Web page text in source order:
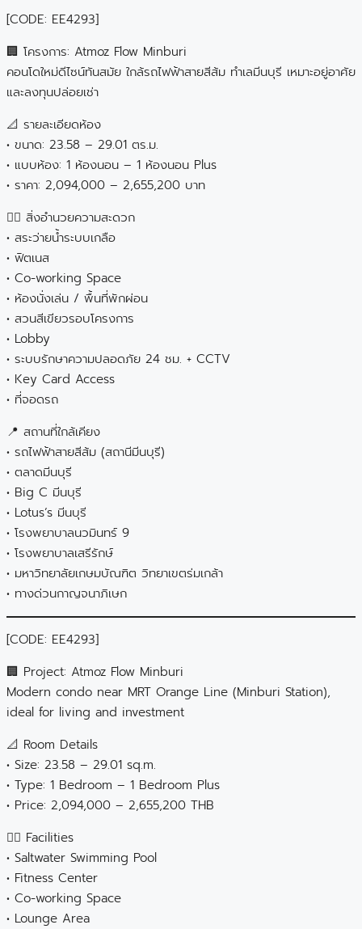
[CODE: EE4293]
🏢 โครงการ: Atmoz Flow Minburi
คอนโดใหม่ดีไซน์ทันสมัย ใกล้รถไฟฟ้าสายสีส้ม ทำเลมีนบุรี เหมาะอยู่อาศัย
และลงทุนปล่อยเช่า
📐 รายละเอียดห้อง
• ขนาด: 23.58 – 29.01 ตร.ม.
• แบบห้อง: 1 ห้องนอน – 1 ห้องนอน Plus
• ราคา: 2,094,000 – 2,655,200 บาท
🏊‍♂️ สิ่งอำนวยความสะดวก
• สระว่ายน้ำระบบเกลือ
• ฟิตเนส
• Co-working Space
• ห้องนั่งเล่น / พื้นที่พักผ่อน
• สวนสีเขียวรอบโครงการ
• Lobby
• ระบบรักษาความปลอดภัย 24 ชม. + CCTV
• Key Card Access
• ที่จอดรถ
📍 สถานที่ใกล้เคียง
• รถไฟฟ้าสายสีส้ม (สถานีมีนบุรี)
• ตลาดมีนบุรี
• Big C มีนบุรี
• Lotus’s มีนบุรี
• โรงพยาบาลนวมินทร์ 9
• โรงพยาบาลเสรีรักษ์
• มหาวิทยาลัยเกษมบัณฑิต วิทยาเขตร่มเกล้า
• ทางด่วนกาญจนาภิเษก
[CODE: EE4293]
🏢 Project: Atmoz Flow Minburi
Modern condo near MRT Orange Line (Minburi Station),
ideal for living and investment
📐 Room Details
• Size: 23.58 – 29.01 sq.m.
• Type: 1 Bedroom – 1 Bedroom Plus
• Price: 2,094,000 – 2,655,200 THB
🏊‍♂️ Facilities
• Saltwater Swimming Pool
• Fitness Center
• Co-working Space
• Lounge Area